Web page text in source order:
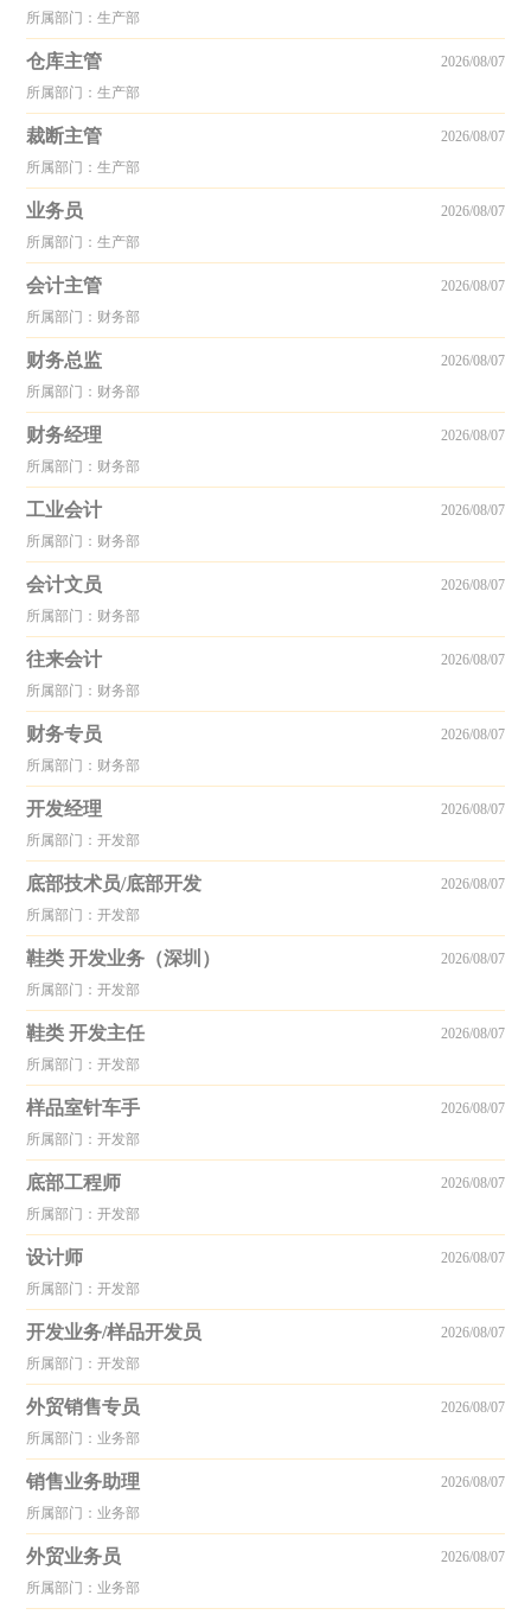
所属部门：生产部
仓库主管
所属部门：生产部
2026/08/07
裁断主管
所属部门：生产部
2026/08/07
业务员
所属部门：生产部
2026/08/07
会计主管
所属部门：财务部
2026/08/07
财务总监
所属部门：财务部
2026/08/07
财务经理
所属部门：财务部
2026/08/07
工业会计
所属部门：财务部
2026/08/07
会计文员
所属部门：财务部
2026/08/07
往来会计
所属部门：财务部
2026/08/07
财务专员
所属部门：财务部
2026/08/07
开发经理
所属部门：开发部
2026/08/07
底部技术员/底部开发
所属部门：开发部
2026/08/07
鞋类 开发业务（深圳）
所属部门：开发部
2026/08/07
鞋类 开发主任
所属部门：开发部
2026/08/07
样品室针车手
所属部门：开发部
2026/08/07
底部工程师
所属部门：开发部
2026/08/07
设计师
所属部门：开发部
2026/08/07
开发业务/样品开发员
所属部门：开发部
2026/08/07
外贸销售专员
所属部门：业务部
2026/08/07
销售业务助理
所属部门：业务部
2026/08/07
外贸业务员
所属部门：业务部
2026/08/07